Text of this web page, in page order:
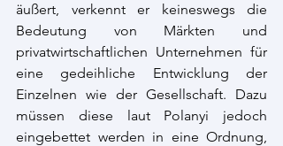
äußert, verkennt er keineswegs die
Bedeutung von Märkten und
privatwirtschaftlichen Unternehmen für
eine gedeihliche Entwicklung der
Einzelnen wie der Gesellschaft. Dazu
müssen diese laut Polanyi jedoch
eingebettet werden in eine Ordnung,